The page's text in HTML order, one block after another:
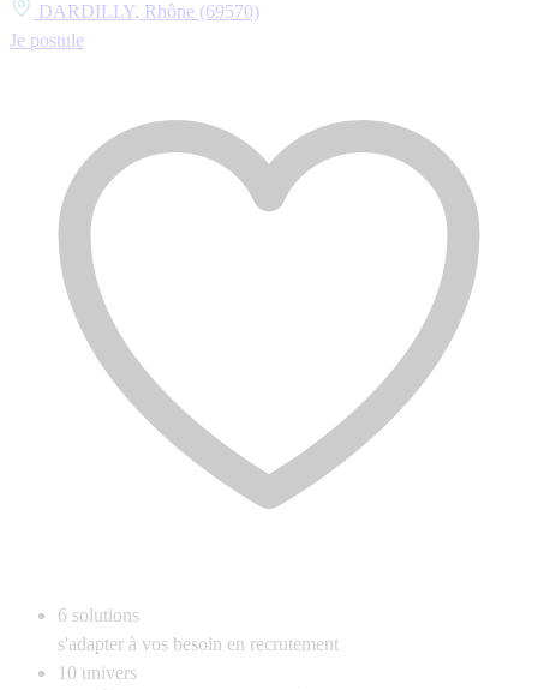
DARDILLY, Rhône (69570)
Je postule
6 solutions
s'adapter à vos besoin en recrutement
10 univers